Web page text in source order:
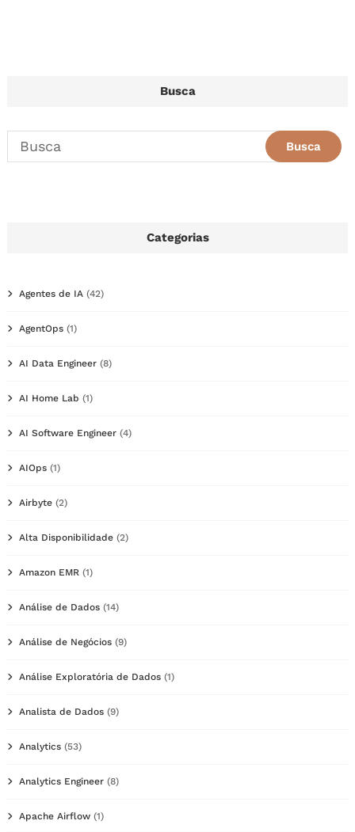
Busca
Categorias
Agentes de IA (42)
AgentOps (1)
AI Data Engineer (8)
AI Home Lab (1)
AI Software Engineer (4)
AIOps (1)
Airbyte (2)
Alta Disponibilidade (2)
Amazon EMR (1)
Análise de Dados (14)
Análise de Negócios (9)
Análise Exploratória de Dados (1)
Analista de Dados (9)
Analytics (53)
Analytics Engineer (8)
Apache Airflow (1)